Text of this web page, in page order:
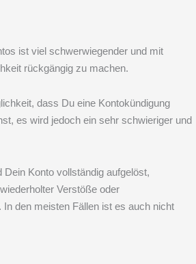
ist viel schwerwiegender und mit
rückgängig zu machen.
dass Du eine Kontokündigung
es wird jedoch ein sehr schwieriger und
Konto vollständig aufgelöst,
Verstöße oder
den meisten Fällen ist es auch nicht